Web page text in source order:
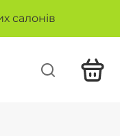
салонів